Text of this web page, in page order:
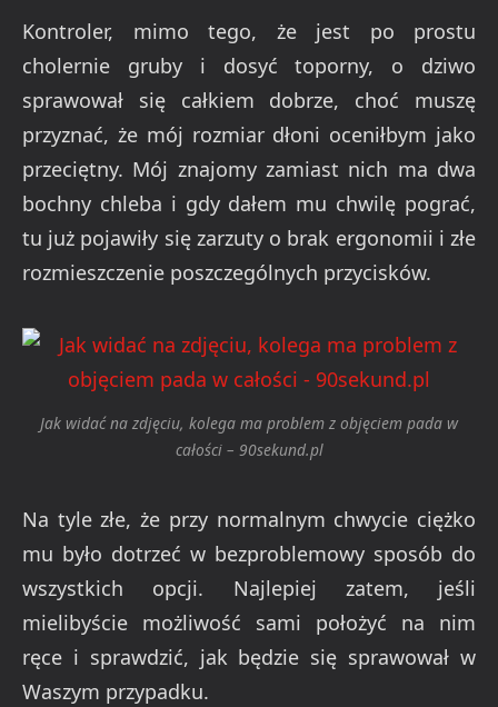
Kontroler, mimo tego, że jest po prostu
cholernie gruby i dosyć toporny, o dziwo
sprawował się całkiem dobrze, choć muszę
przyznać, że mój rozmiar dłoni oceniłbym jako
przeciętny. Mój znajomy zamiast nich ma dwa
bochny chleba i gdy dałem mu chwilę pograć,
tu już pojawiły się zarzuty o brak ergonomii i złe
rozmieszczenie poszczególnych przycisków.
Jak widać na zdjęciu, kolega ma problem z objęciem pada w
całości – 90sekund.pl
Na tyle złe, że przy normalnym chwycie ciężko
mu było dotrzeć w bezproblemowy sposób do
wszystkich opcji. Najlepiej zatem, jeśli
mielibyście możliwość sami położyć na nim
ręce i sprawdzić, jak będzie się sprawował w
Waszym przypadku.